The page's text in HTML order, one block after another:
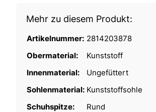
Mehr zu diesem Produkt:
Artikelnummer: 2814203878
Obermaterial:
Kunststoff
Innenmaterial:
Ungefüttert
Sohlenmaterial: Kunststoffsohle
Schuhspitze:
Rund